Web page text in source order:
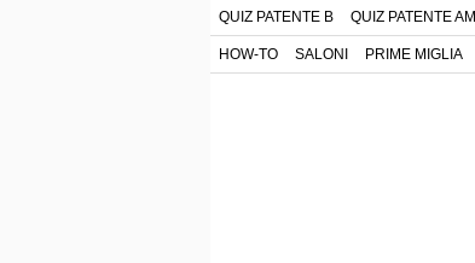
QUIZ PATENTE B QUIZ PATENTE AM
HOW-TO SALONI PRIME MIGLIA